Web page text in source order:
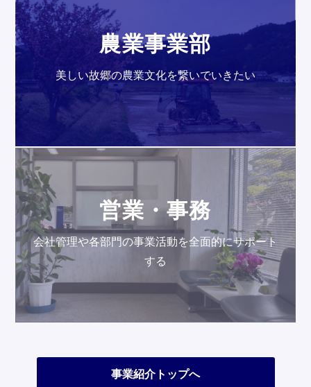
農業事業部
美しい故郷の農業文化を繋いでいきたい
営業・事務
会社管理や各部門の事業活動を全面的にサポート
する
事業紹介トップへ